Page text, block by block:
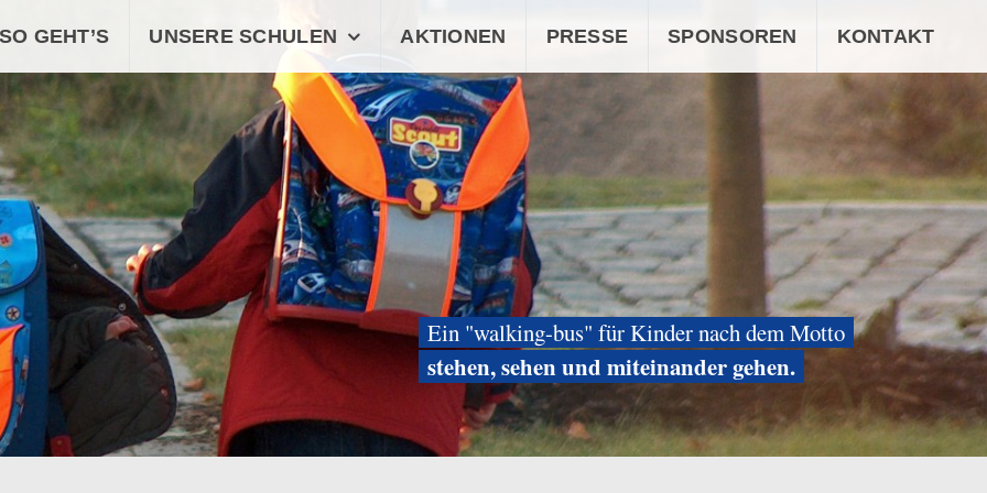
SO GEHT’S UNSERE SCHULEN AKTIONEN PRESSE SPONSOREN KONTAKT
Ein "walking-bus" für Kinder nach dem Motto
stehen, sehen und miteinander gehen.